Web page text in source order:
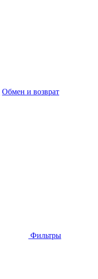
Обмен и возврат
Фильтры